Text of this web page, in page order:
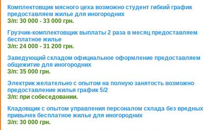
Комплектовщик мясного цеха возможно студент гибкий график
предоставляем жилье для иногородних
З/п: 30 000 - 33 000 грн.
Грузчик-комплектовщик выплаты 2 раза в месяц предоставляем
бесплатное жилье
З/п: 24 000 - 31 200 грн.
Заведующий складом официальное оформление предоставляем
общежитие для иногородних
З/п: 35 000 грн.
Электрик желательно с опытом на полную занятость возможно
предоставление жилья график 5/2
З/п: при собеседовании.
Кладовщик с опытом управления персоналом склада без вредных
привычек бесплатное жилье для иногородних
З/п: 30 000 грн.